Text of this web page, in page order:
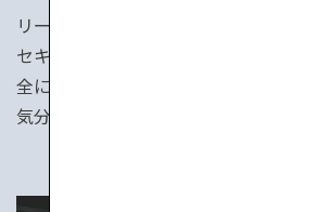
リーズナブルでありながら、アメニテ
セキュリティも万全なビジネスホテ
全に宿泊したい人におすすめです。
気分が味わえるかも。